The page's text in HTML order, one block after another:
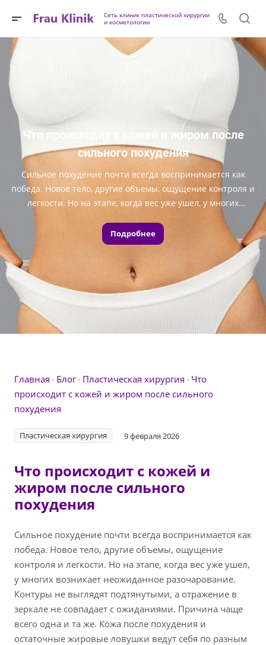
Сеть клиник пластической хирургии
и косметологии
Что происходит с кожей и жиром после
сильного похудения
Сильное похудение почти всегда воспринимается как
победа. Новое тело, другие объемы, ощущение контроля и
легкости. Но на этапе, когда вес уже ушел, у многих
возникает неожиданное разочарование. Контуры не
выглядят подтянутыми, а отражение в зеркале не
совпадает с ожиданиями.
Подробнее
Главная Блог Пластическая хирургия
Что
происходит с кожей и жиром после сильного
похудения
Пластическая хирургия 9 февраля 2026
Что происходит с кожей и
жиром после сильного
похудения
Сильное похудение почти всегда воспринимается как
победа. Новое тело, другие объемы, ощущение
контроля и легкости. Но на этапе, когда вес уже ушел,
у многих возникает неожиданное разочарование.
Контуры не выглядят подтянутыми, а отражение в
зеркале не совпадает с ожиданиями. Причина чаще
всего одна и та же. Кожа после похудения и
остаточные жировые ловушки ведут себя по разным